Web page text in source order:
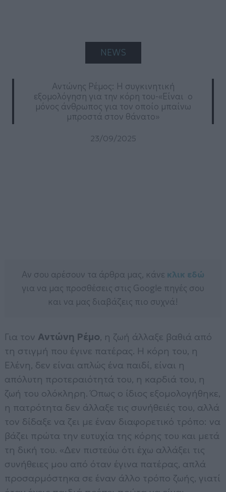
NEWS
Αντώνης Ρέμος: Η συγκινητική
εξομολόγηση για την κόρη του-«Είναι ο
μόνος άνθρωπος για τον οποίο μπαίνω
μπροστά στον θάνατο»
23/09/2025
Αν σου αρέσουν τα άρθρα μας, κάνε κλικ εδώ
για να μας προσθέσεις στις Google πηγές σου
και να μας διαβάζεις πιο συχνά!
Για τον Αντώνη Ρέμο, η ζωή άλλαξε βαθιά από
τη στιγμή που έγινε πατέρας. Η κόρη του, η
Ελένη, δεν είναι απλώς ένα παιδί, είναι η
απόλυτη προτεραιότητά του, η καρδιά του, η
ζωή του ολόκληρη. Όπως ο ίδιος εξομολογήθηκε,
η πατρότητα δεν άλλαξε τις συνήθειές του, αλλά
τον δίδαξε να ζει με έναν διαφορετικό τρόπο: να
βάζει πρώτα την ευτυχία της κόρης του και μετά
τη δική του. «Δεν πιστεύω ότι έχω αλλάξει τις
συνήθειες μου από όταν έγινα πατέρας, απλά
προσαρμόστηκα σε έναν άλλο τρόπο ζωής, γιατί